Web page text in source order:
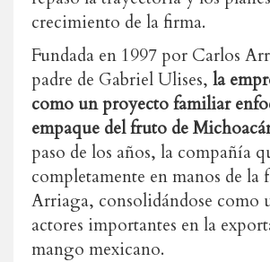
crecimiento de la firma.
Fundada en 1997 por Carlos
padre de Gabriel Ulises, la
como un proyecto familiar
empaque del fruto de
paso de los años, la compañía
completamente en manos de la
Arriaga, consolidándose como
actores importantes en la
mango mexicano.